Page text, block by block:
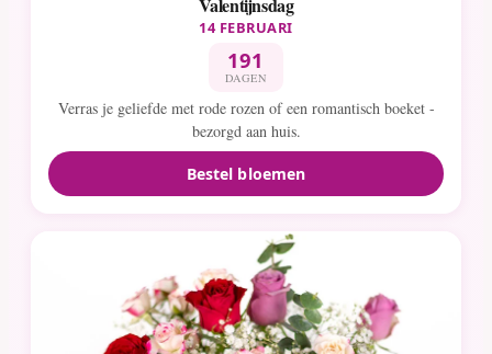
14 FEBRUARI
191
DAGEN
Verras je geliefde met rode rozen of een romantisch boeket -
bezorgd aan huis.
Bestel bloemen